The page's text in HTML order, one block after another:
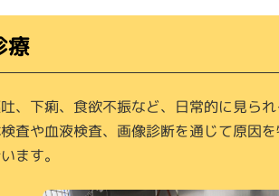
療
、下痢、食欲不振など、日常的に見ら
査や血液検査、画像診断を通じて原因
ます。